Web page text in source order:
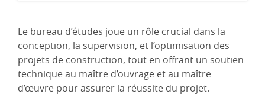
Le bureau d’études joue un rôle crucial dans la
conception, la supervision, et l’optimisation des
projets de construction, tout en offrant un soutien
technique au maître d’ouvrage et au maître
d’œuvre pour assurer la réussite du projet.